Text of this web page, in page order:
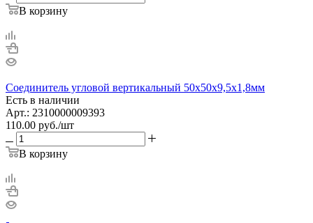
В корзину
Соединитель угловой вертикальный 50х50х9,5х1,8мм
Есть в наличии
Арт.: 2310000009393
110.00 руб./шт
В корзину